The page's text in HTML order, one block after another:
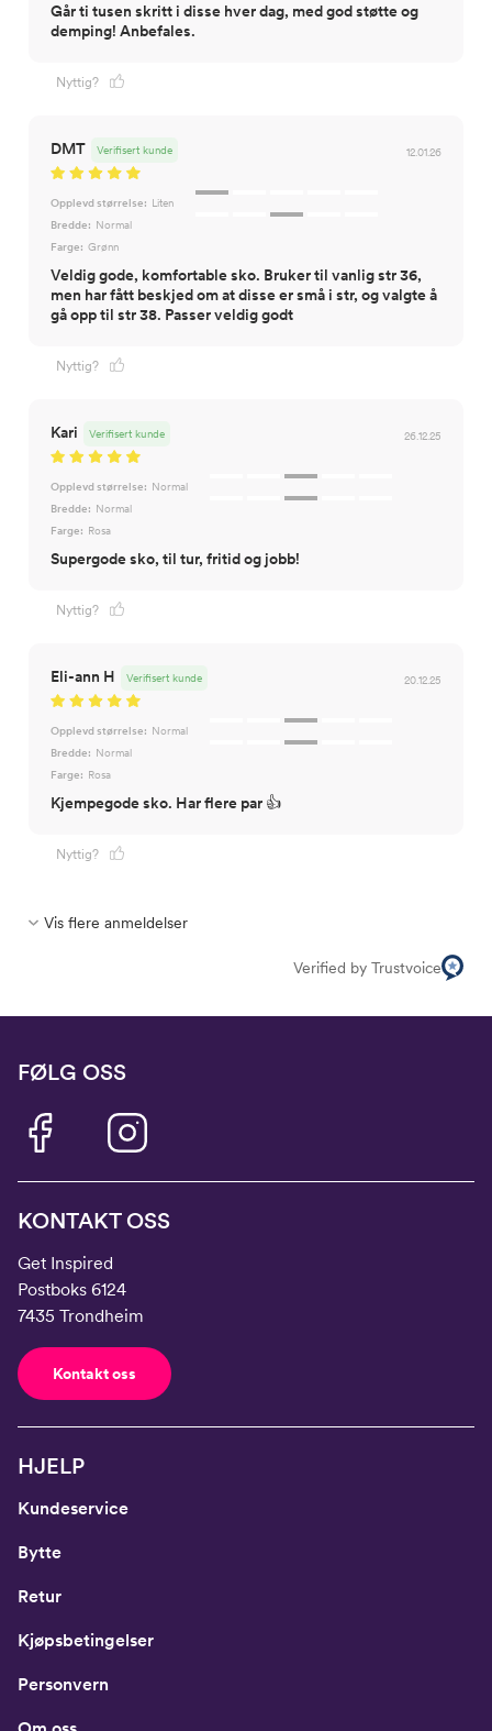
Går ti tusen skritt i disse hver dag, med god støtte og
demping! Anbefales.
Nyttig?
DMT 12.01.26
Verifisert kunde
Opplevd størrelse: Liten
Bredde: Normal
Farge: Grønn
Veldig gode, komfortable sko. Bruker til vanlig str 36,
men har fått beskjed om at disse er små i str, og valgte å
gå opp til str 38. Passer veldig godt
Nyttig?
Kari 26.12.25
Verifisert kunde
Opplevd størrelse: Normal
Bredde: Normal
Farge: Rosa
Nyttig?
Eli-ann H 20.12.25
Verifisert kunde
Opplevd størrelse: Normal
Bredde: Normal
Farge: Rosa
Kjempegode sko. Har flere par 👍
Nyttig?
Vis flere anmeldelser
Verified by Trustvoice
FØLG OSS
KONTAKT OSS
Get Inspired
Postboks 6124
7435 Trondheim
Kontakt oss
HJELP
Kundeservice
Bytte
Retur
Kjøpsbetingelser
Personvern